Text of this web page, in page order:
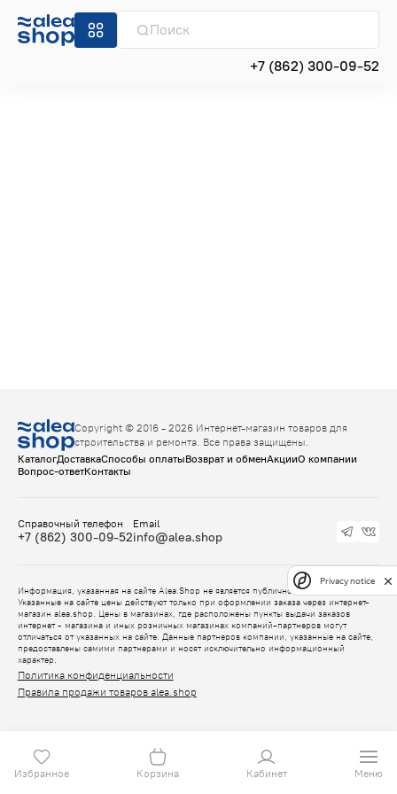
+7 (862) 300-09-52
Избранное Корзина Кабинет Меню
Copyright © 2016 - 2026 Интернет-магазин товаров для
строительства и ремонта. Все права защищены.
КаталогДоставкаСпособы оплатыВозврат и обменАкцииО компании
Вопрос-ответКонтакты
Справочный телефон
+7 (862) 300-09-52
Email
info@alea.shop
Информация, указанная на сайте Alea.Shop не является публичной офертой.
Указанные на сайте цены действуют только при оформлении заказа через интернет-
магазин alea.shop. Цены в магазинах, где расположены пункты выдачи заказов
интернет - магазина и иных розничных магазинах компаний-партнеров могут
отличаться от указанных на сайте. Данные партнеров компании, указанные на сайте,
предоставлены самими партнерами и носят исключительно информационный
характер.
Политика конфиденциальности
Правила продажи товаров alea.shop
Privacy notice